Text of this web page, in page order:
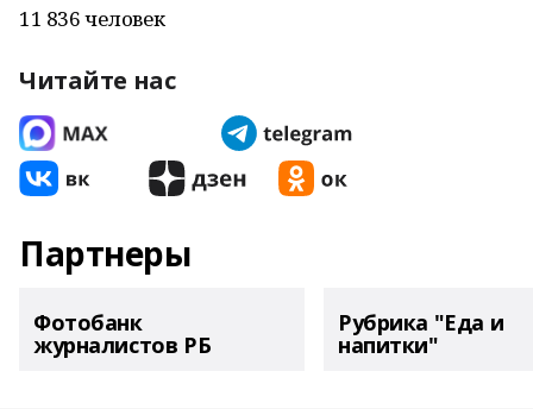
11 836 человек
Читайте нас
Партнеры
Фотобанк
журналистов РБ
Рубрика "Еда и
напитки"